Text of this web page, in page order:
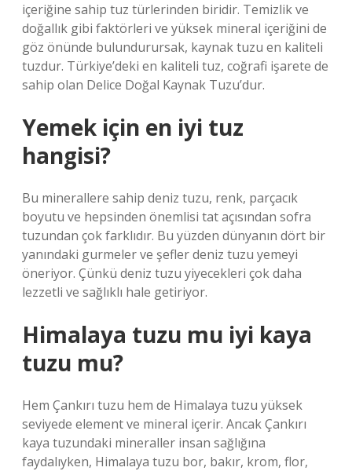
içeriğine sahip tuz türlerinden biridir. Temizlik ve
doğallık gibi faktörleri ve yüksek mineral içeriğini de
göz önünde bulundurursak, kaynak tuzu en kaliteli
tuzdur. Türkiye’deki en kaliteli tuz, coğrafi işarete de
sahip olan Delice Doğal Kaynak Tuzu’dur.
Yemek için en iyi tuz
hangisi?
Bu minerallere sahip deniz tuzu, renk, parçacık
boyutu ve hepsinden önemlisi tat açısından sofra
tuzundan çok farklıdır. Bu yüzden dünyanın dört bir
yanındaki gurmeler ve şefler deniz tuzu yemeyi
öneriyor. Çünkü deniz tuzu yiyecekleri çok daha
lezzetli ve sağlıklı hale getiriyor.
Himalaya tuzu mu iyi kaya
tuzu mu?
Hem Çankırı tuzu hem de Himalaya tuzu yüksek
seviyede element ve mineral içerir. Ancak Çankırı
kaya tuzundaki mineraller insan sağlığına
faydalıyken, Himalaya tuzu bor, bakır, krom, flor,